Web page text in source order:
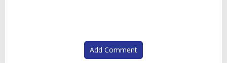
Add Comment